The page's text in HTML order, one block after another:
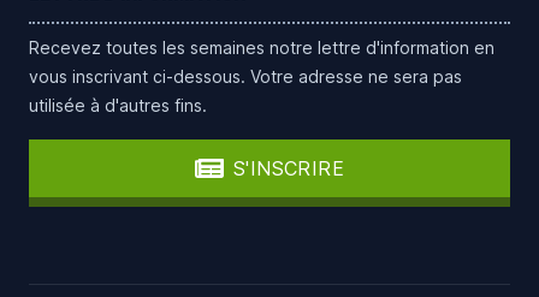
Recevez toutes les semaines notre lettre d'information en
vous inscrivant ci-dessous. Votre adresse ne sera pas
utilisée à d'autres fins.
S'INSCRIRE